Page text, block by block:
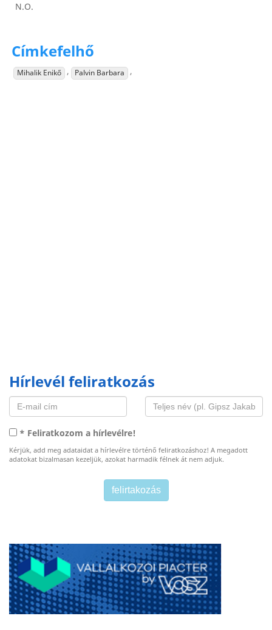
N.O.
Címkefelhő
Mihalik Enikő , Palvin Barbara ,
Hírlevél feliratkozás
* Feliratkozom a hírlevélre!
Kérjük, add meg adataidat a hírlevélre történő feliratkozáshoz! A megadott
adatokat bizalmasan kezeljük, azokat harmadik félnek át nem adjuk.